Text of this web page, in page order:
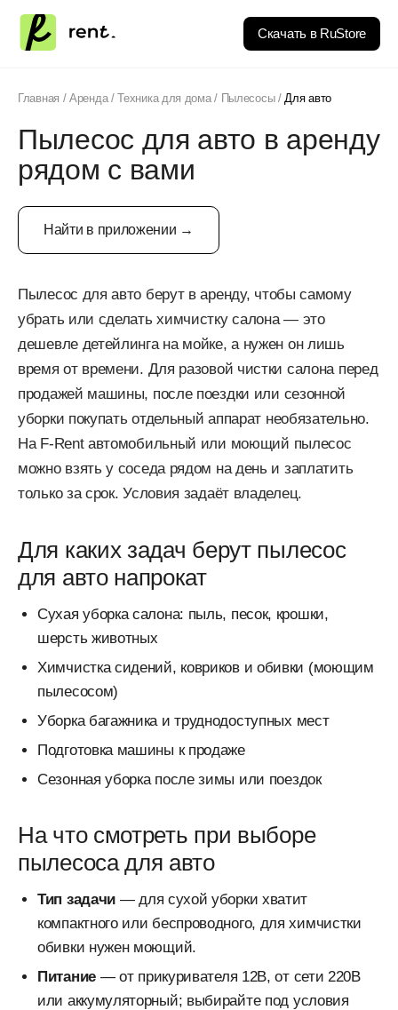
Скачать в RuStore
Главная /Аренда/Техника для дома/ Пылесосы/Для авто
Пылесос для авто в аренду
рядом с вами
Найти в приложении →
Пылесос для авто берут в аренду, чтобы самому
убрать или сделать химчистку салона — это
дешевле детейлинга на мойке, а нужен он лишь
время от времени. Для разовой чистки салона перед
продажей машины, после поездки или сезонной
уборки покупать отдельный аппарат необязательно.
На F-Rent автомобильный или моющий пылесос
можно взять у соседа рядом на день и заплатить
только за срок. Условия задаёт владелец.
Для каких задач берут пылесос
для авто напрокат
Сухая уборка салона: пыль, песок, крошки,
шерсть животных
Химчистка сидений, ковриков и обивки (моющим
пылесосом)
Уборка багажника и труднодоступных мест
Подготовка машины к продаже
Сезонная уборка после зимы или поездок
На что смотреть при выборе
пылесоса для авто
Тип задачи — для сухой уборки хватит
компактного или беспроводного, для химчистки
обивки нужен моющий.
Питание— от прикуривателя 12В, от сети 220В
или аккумуляторный; выбирайте под условия